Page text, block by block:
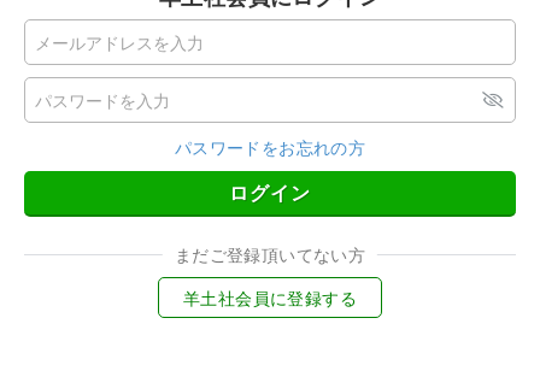
パスワードをお忘れの方
ログイン
まだご登録頂いてない方
羊土社会員に登録する